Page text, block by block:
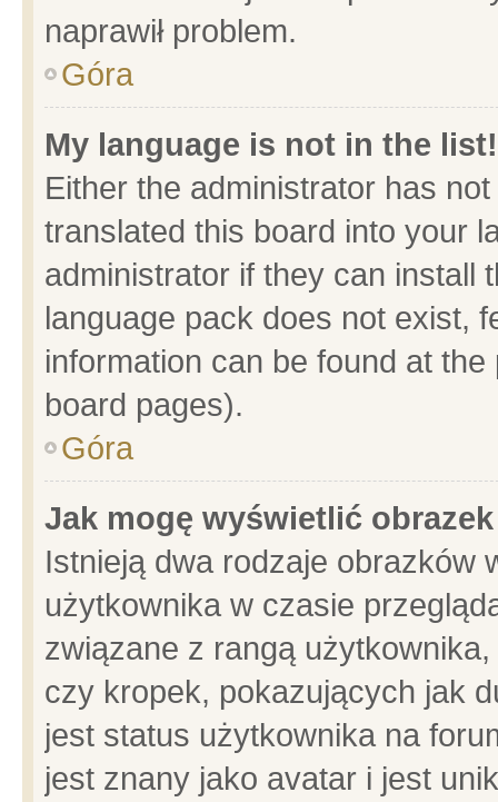
naprawił problem.
Góra
My language is not in the list!
Either the administrator has
translated this board into your
administrator if they can install
language pack does not exist,
information can be found at
board pages).
Góra
Jak mogę wyświetlić
Istnieją dwa rodzaje obrazków
użytkownika w czasie
związane z rangą
czy kropek, pokazujących jak
jest status użytkownika na
jest znany jako avatar i jest